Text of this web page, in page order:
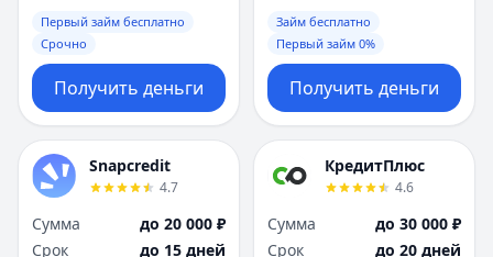
Первый займ бесплатно
Срочно
Получить деньги
Займ бесплатно
Первый займ 0%
Получить деньги
Snapcredit
4.7
Сумма
до 20 000 ₽
Срок
до 15 дней
КредитПлюс
4.6
Сумма
до 30 000 ₽
Срок
до 20 дней